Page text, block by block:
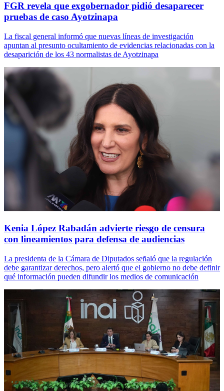
FGR revela que exgobernador pidió desaparecer
pruebas de caso Ayotzinapa
La fiscal general informó que nuevas líneas de investigación
apuntan al presunto ocultamiento de evidencias relacionadas con la
desaparición de los 43 normalistas de Ayotzinapa
Kenia López Rabadán advierte riesgo de censura
con lineamientos para defensa de audiencias
La presidenta de la Cámara de Diputados señaló que la regulación
debe garantizar derechos, pero alertó que el gobierno no debe definir
qué información pueden difundir los medios de comunicación